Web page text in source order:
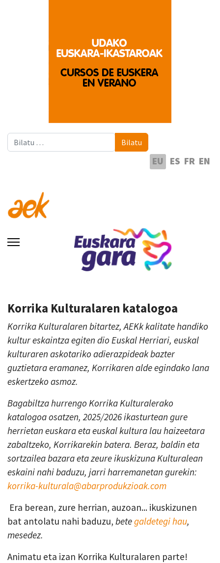
Bilatu Bilatu
EU ES FR EN
Korrika Kulturalaren katalogoa
Korrika Kulturalaren bitartez, AEKk kalitate handiko
kultur eskaintza egiten dio Euskal Herriari, euskal
kulturaren askotariko adierazpideak bazter
guztietara eramanez, Korrikaren alde egindako lana
eskertzeko asmoz.
Bagabiltza hurrengo Korrika Kulturalerako
katalogoa osatzen, 2025/2026 ikasturtean gure
herrietan euskara eta euskal kultura lau haizeetara
zabaltzeko, Korrikarekin batera. Beraz, baldin eta
sortzailea bazara eta zeure ikuskizuna Kulturalean
eskaini nahi baduzu, jarri harremanetan gurekin:
korrika-kulturala@abarprodukzioak.com
Era berean, zure herrian, auzoan... ikuskizunen
bat antolatu nahi baduzu, betegaldetegi hau,
mesedez.
Animatu eta izan Korrika Kulturalaren parte!